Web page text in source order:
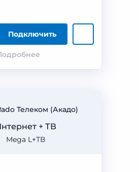
Подключить
Телеком (Акадо)
Mega L+ТВ
+ ТВ